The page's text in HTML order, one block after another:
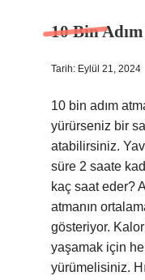
10 Bin
Tarih: Eylül 21, 2024
10 bin adım
yürürseniz bir
atabilirsiniz.
süre 2 saate
kaç saat eder?
atmanın
gösteriyor.
yaşamak için
yürümelisiniz.